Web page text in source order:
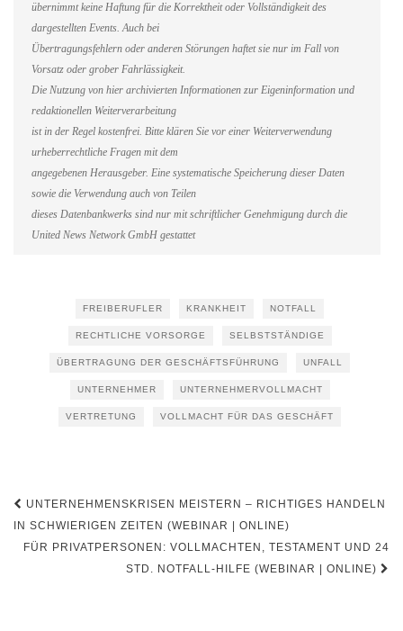
übernimmt keine Haftung für die Korrektheit oder Vollständigkeit des
dargestellten Events. Auch bei
Übertragungsfehlern oder anderen Störungen haftet sie nur im Fall von
Vorsatz oder grober Fahrlässigkeit.
Die Nutzung von hier archivierten Informationen zur Eigeninformation und
redaktionellen Weiterverarbeitung
ist in der Regel kostenfrei. Bitte klären Sie vor einer Weiterverwendung
urheberrechtliche Fragen mit dem
angegebenen Herausgeber. Eine systematische Speicherung dieser Daten
sowie die Verwendung auch von Teilen
dieses Datenbankwerks sind nur mit schriftlicher Genehmigung durch die
United News Network GmbH gestattet
FREIBERUFLER KRANKHEIT NOTFALL
RECHTLICHE VORSORGE SELBSTSTÄNDIGE
ÜBERTRAGUNG DER GESCHÄFTSFÜHRUNG UNFALL
UNTERNEHMER UNTERNEHMERVOLLMACHT
VERTRETUNG VOLLMACHT FÜR DAS GESCHÄFT
Beitragsnavigation
UNTERNEHMENSKRISEN MEISTERN – RICHTIGES HANDELN
IN SCHWIERIGEN ZEITEN (WEBINAR | ONLINE)
FÜR PRIVATPERSONEN: VOLLMACHTEN, TESTAMENT UND 24
STD. NOTFALL-HILFE (WEBINAR | ONLINE)